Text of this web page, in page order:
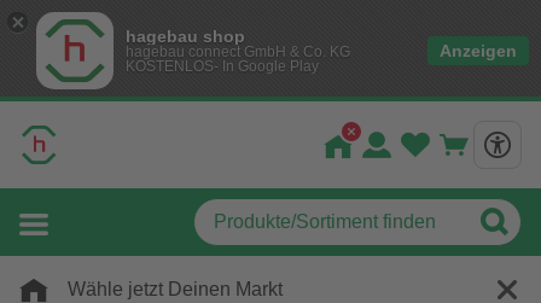
hagebau shop
hagebau connect GmbH & Co. KG
KOSTENLOS- In Google Play
Anzeigen
Wähle jetzt Deinen Markt